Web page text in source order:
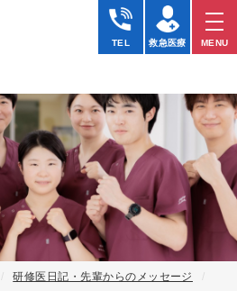
TEL 救急医療 MENU
研修医日記・先輩からのメッセージ